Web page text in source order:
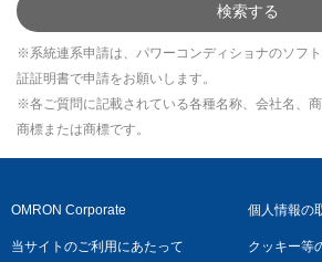
検索する
※系統連系申請は、パワーコンディショナのソフ
証証明書で申請をお願いします。
※各ご質問に記載されている各種名称、会社名、
商標または商標です。
OMRON Corporate 個人情報の
当サイトのご利用にあたって クッキー等